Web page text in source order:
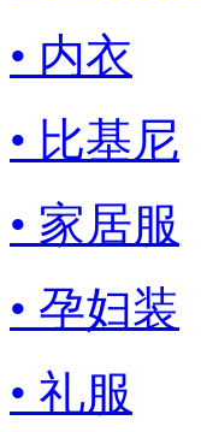
• 内衣
• 比基尼
• 家居服
• 孕妇装
• 礼服